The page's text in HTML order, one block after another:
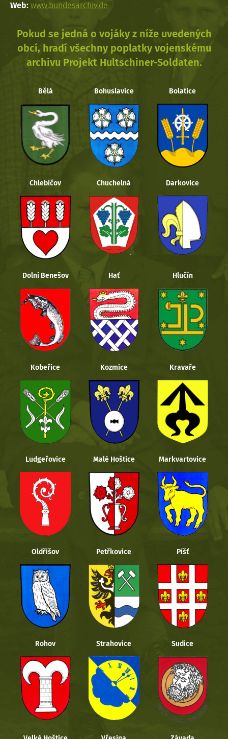
Web: www.bundesarchiv.de
Pokud se jedná o vojáky z níže uvedených
obcí, hradí všechny poplatky vojenskému
archivu Projekt Hultschiner-Soldaten.
Bělá Bohuslavice Bolatice
Chlebičov Chuchelná Darkovice
Dolní Benešov Hať Hlučín
Kobeřice Kozmice Kravaře
Ludgeřovice Malé Hoštice Markvartovice
Oldřišov Petřkovice Píšť
Rohov Strahovice Sudice